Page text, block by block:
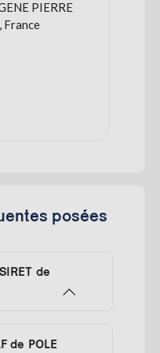
PIERRE
France
posées
de
de POLE